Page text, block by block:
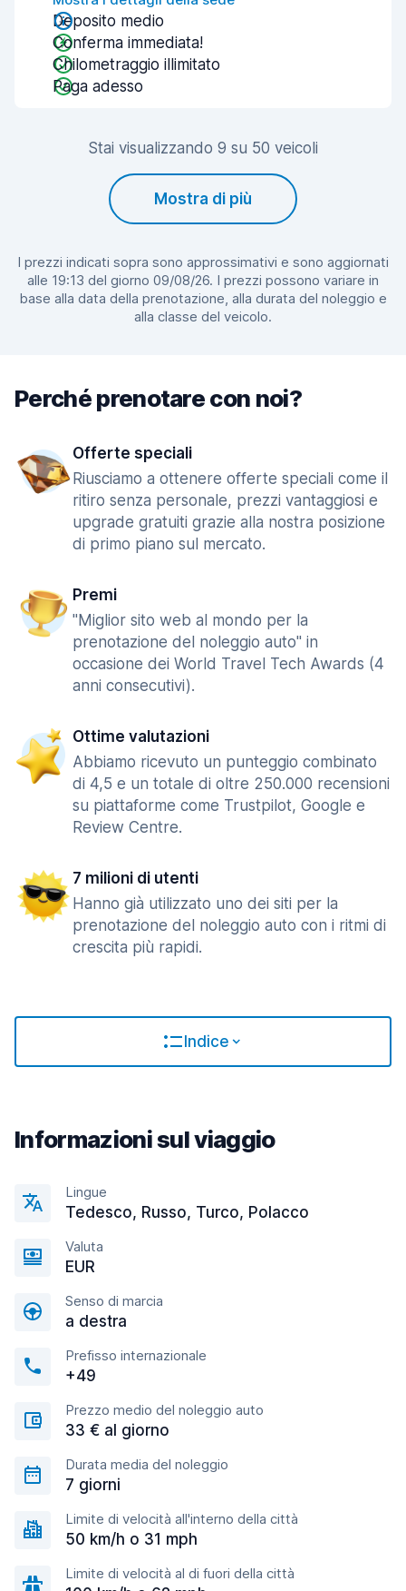
Deposito medio
Conferma immediata!
Chilometraggio illimitato
Paga adesso
Stai visualizzando 9 su 50 veicoli
Mostra di più
I prezzi indicati sopra sono approssimativi e sono aggiornati
alle 19:13 del giorno 09/08/26. I prezzi possono variare in
base alla data della prenotazione, alla durata del noleggio e
alla classe del veicolo.
Perché prenotare con noi?
Offerte speciali
Riusciamo a ottenere offerte speciali come il
ritiro senza personale, prezzi vantaggiosi e
upgrade gratuiti grazie alla nostra posizione
di primo piano sul mercato.
Premi
"Miglior sito web al mondo per la
prenotazione del noleggio auto" in
occasione dei World Travel Tech Awards (4
anni consecutivi).
Ottime valutazioni
Abbiamo ricevuto un punteggio combinato
di 4,5 e un totale di oltre 250.000 recensioni
su piattaforme come Trustpilot, Google e
Review Centre.
7 milioni di utenti
Hanno già utilizzato uno dei siti per la
prenotazione del noleggio auto con i ritmi di
crescita più rapidi.
Indice
Informazioni sul viaggio
Lingue
Tedesco, Russo, Turco, Polacco
Valuta
EUR
Senso di marcia
a destra
Prefisso internazionale
+49
Prezzo medio del noleggio auto
33 € al giorno
Durata media del noleggio
7 giorni
Limite di velocità all'interno della città
50 km/h o 31 mph
Limite di velocità al di fuori della città